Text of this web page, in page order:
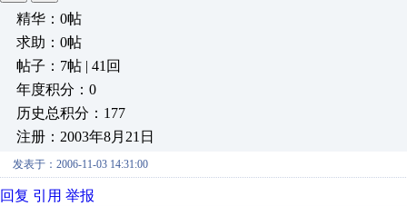
精华：0帖
求助：0帖
帖子：7帖 | 41回
年度积分：0
历史总积分：177
注册：2003年8月21日
发表于：2006-11-03 14:31:00
回复 引用 举报